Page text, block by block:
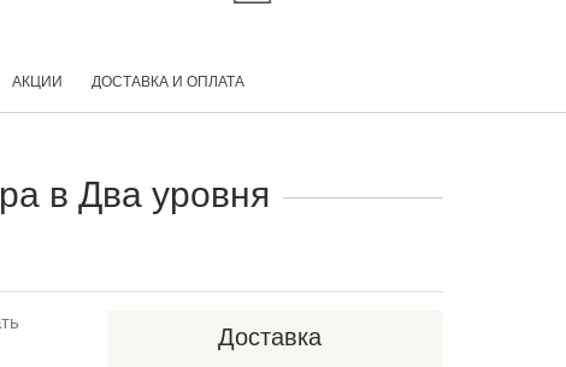
АКЦИИ ДОСТАВКА И ОПЛАТА
в Два уровня
Доставка